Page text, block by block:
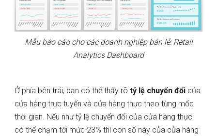
Mẫu báo cáo cho các doanh nghiệp bán lẻ: Retail
Analytics Dashboard
Ở phía bên trái, bạn có thể thấy rõ tỷ lệ chuyển đổi của
cửa hàng trực tuyến và cửa hàng thực theo từng mốc
thời gian. Nếu như tỷ lệ chuyển đổi của cửa hàng thực
có thể chạm tới mức 23% thì con số này của cửa hàng